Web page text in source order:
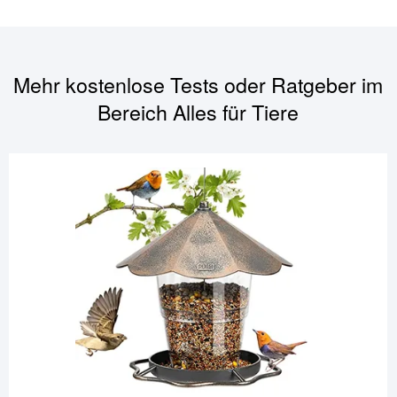
Mehr kostenlose Tests oder Ratgeber im
BereichAlles für Tiere